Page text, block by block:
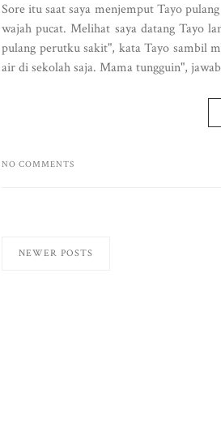
Sore itu saat saya menjemput Tayo
wajah pucat. Melihat saya datang Tayo
pulang perutku sakit", kata Tayo sambil
air di sekolah saja. Mama tungguin",
NO COMMENTS
NEWER POSTS